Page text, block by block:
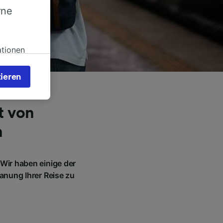
von
haben einige der
Ihrer Reise zu
bei
Sie
Ihre